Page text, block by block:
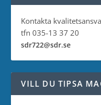
Kontakta
tfn 035-13 37 20
sdr722@sdr.se
VILL DU TIPSA